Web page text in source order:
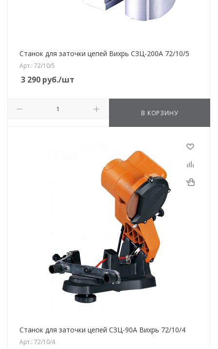
Станок для заточки цепей Вихрь СЗЦ-200А 72/10/5
Арт.: 72/10/5
3 290 руб./шт
В КОРЗИНУ
Станок для заточки цепей СЗЦ-90A Вихрь 72/10/4
Арт.: 72/10/4